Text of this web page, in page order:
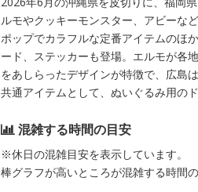
ルモやクッキーモンスター、アビーな
ポップでカラフルな定番アイテムのほ
ード、ステッカーも登場。エルモが各
をあしらったデザインが特徴で、広島
共通アイテムとして、ぬいぐるみ用の
混雑する時間の目安
※休日の混雑目安を表示しています。
棒グラフが高いところが混雑する時間